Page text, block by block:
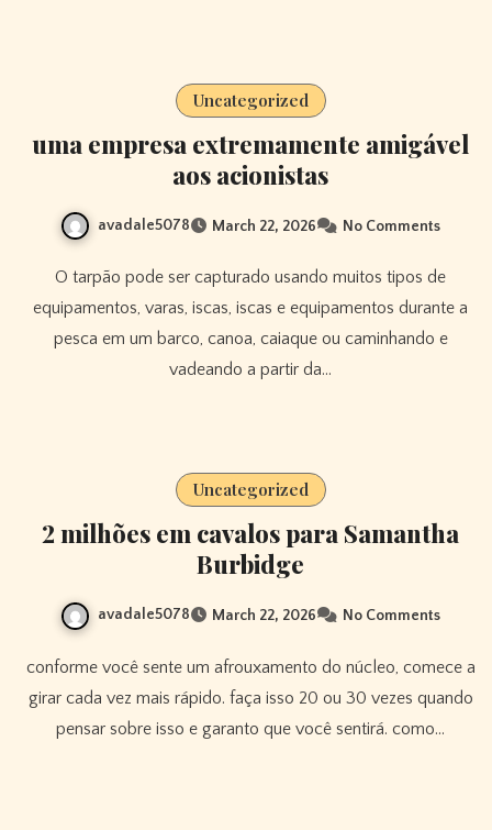
Uncategorized
uma empresa extremamente amigável
aos acionistas
avadale5078 March 22, 2026 No Comments
O tarpão pode ser capturado usando muitos tipos de
equipamentos, varas, iscas, iscas e equipamentos durante a
pesca em um barco, canoa, caiaque ou caminhando e
vadeando a partir da…
Uncategorized
2 milhões em cavalos para Samantha
Burbidge
avadale5078 March 22, 2026 No Comments
conforme você sente um afrouxamento do núcleo, comece a
girar cada vez mais rápido. faça isso 20 ou 30 vezes quando
pensar sobre isso e garanto que você sentirá. como…